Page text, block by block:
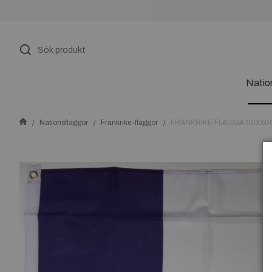
Nationsflaggor Frankrike-flaggor FRANKRIKE FLAGGA